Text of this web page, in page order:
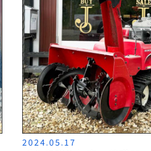
2024.05.17